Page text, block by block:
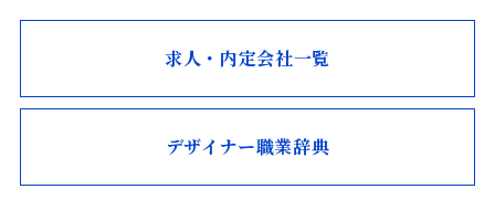
求人・内定会社一覧
デザイナー職業辞典